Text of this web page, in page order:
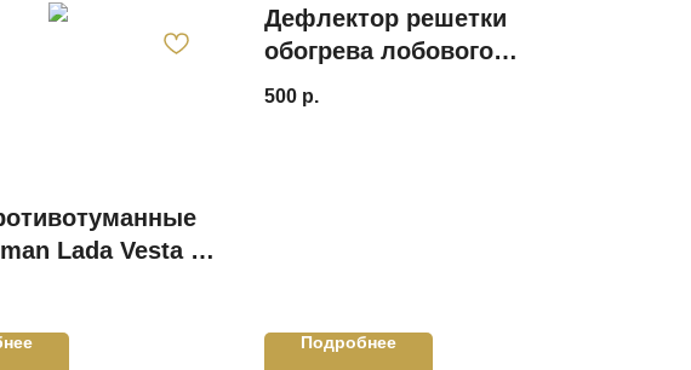
Lada Vesta /
FL / Renault
Дефлектор решетки
обогрева лобового
стекла Ларгус (V_2.0)
500 р.
Подробнее